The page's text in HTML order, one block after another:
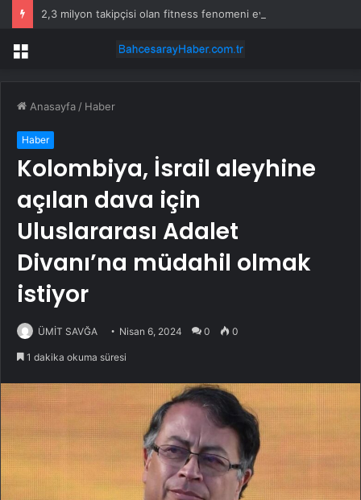
Menü
Anasayfa / Haber
Haber
Kolombiya, İsrail aleyhine
açılan dava için
Uluslararası Adalet
Divanı’na müdahil olmak
istiyor
ÜMİT SAVĞA Nisan 6, 2024 0 0
1 dakika okuma süresi